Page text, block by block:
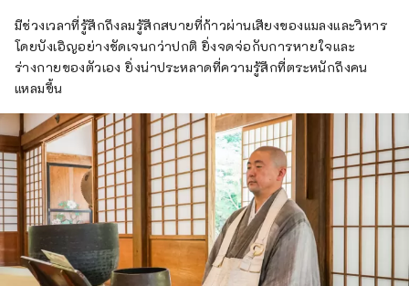
มีช่วงเวลาที่รู้สึกถึงลมรู้สึกสบายที่ก้าวผ่านเสียงของแมลงและวิหาร
โดยบังเอิญอย่างชัดเจนกว่าปกติ ยิ่งจดจ่อกับการหายใจและ
ร่างกายของตัวเอง ยิ่งน่าประหลาดที่ความรู้สึกที่ตระหนักถึงคน
แหลมขึ้น